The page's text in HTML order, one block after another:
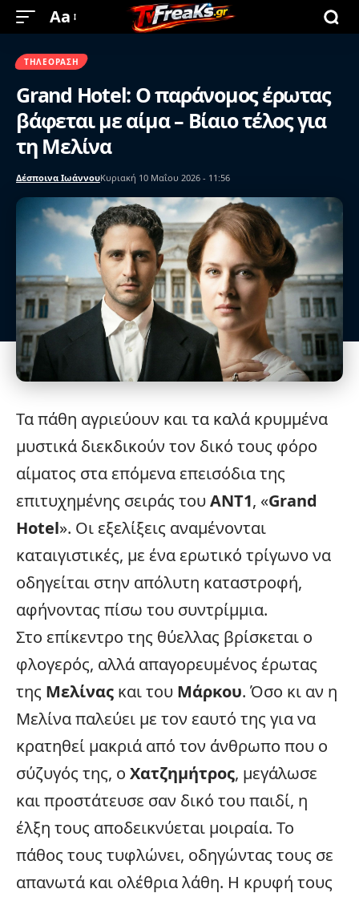
Aa
ΤΗΛΕΌΡΑΣΗ
Grand Hotel: Ο παράνομος έρωτας
βάφεται με αίμα – Βίαιο τέλος για
τη Μελίνα
Δέσποινα ΙωάννουΚυριακή 10 Μαΐου 2026 - 11:56
Τα πάθη αγριεύουν και τα καλά κρυμμένα
μυστικά διεκδικούν τον δικό τους φόρο
αίματος στα επόμενα επεισόδια της
επιτυχημένης σειράς τουΑΝΤ1, «Grand
Hotel». Οι εξελίξεις αναμένονται
καταιγιστικές, με ένα ερωτικό τρίγωνο να
οδηγείται στην απόλυτη καταστροφή,
αφήνοντας πίσω του συντρίμμια.
Στο επίκεντρο της θύελλας βρίσκεται ο
φλογερός, αλλά απαγορευμένος έρωτας
της Μελίνας και του Μάρκου. Όσο κι αν η
Μελίνα παλεύει με τον εαυτό της για να
κρατηθεί μακριά από τον άνθρωπο που ο
σύζυγός της, ο Χατζημήτρος, μεγάλωσε
και προστάτευσε σαν δικό του παιδί, η
έλξη τους αποδεικνύεται μοιραία. Το
πάθος τους τυφλώνει, οδηγώντας τους σε
απανωτά και ολέθρια λάθη. Η κρυφή τους